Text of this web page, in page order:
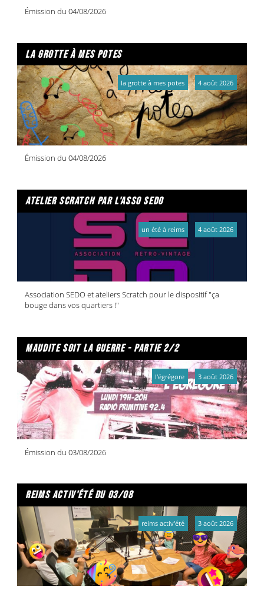
Émission du 04/08/2026
la grotte à mes potes
Émission du 04/08/2026
la grotte à mes potes 4 août 2026
atelier scratch par l'asso sedo
Association SEDO et ateliers Scratch pour le dispositif "ça
bouge dans vos quartiers !"
un été à reims 4 août 2026
maudite soit la guerre - partie 2/2
Émission du 03/08/2026
l'égrégore 3 août 2026
reims activ'été du 03/08
reims activ'été 3 août 2026